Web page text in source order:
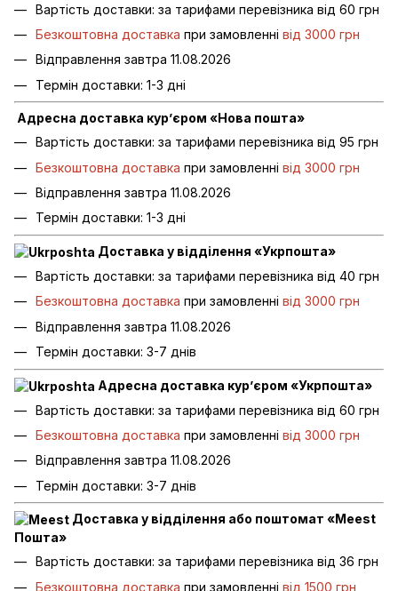
Вартість доставки: за тарифами перевізника від 60 грн
Безкоштовна доставка при замовленні від 3000 грн
Відправлення завтра 11.08.2026
Термін доставки: 1-3 дні
Адресна доставка кур’єром «Нова пошта»
Вартість доставки: за тарифами перевізника від 95 грн
Безкоштовна доставка при замовленні від 3000 грн
Відправлення завтра 11.08.2026
Термін доставки: 1-3 дні
Доставка у відділення «Укрпошта»
Вартість доставки: за тарифами перевізника від 40 грн
Безкоштовна доставка при замовленні від 3000 грн
Відправлення завтра 11.08.2026
Термін доставки: 3-7 днів
Адресна доставка кур’єром «Укрпошта»
Вартість доставки: за тарифами перевізника від 60 грн
Безкоштовна доставка при замовленні від 3000 грн
Відправлення завтра 11.08.2026
Термін доставки: 3-7 днів
Доставка у відділення або поштомат «Meest
Пошта»
Вартість доставки: за тарифами перевізника від 36 грн
Безкоштовна доставка при замовленні від 1500 грн